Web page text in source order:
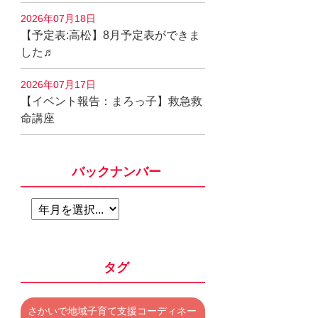
2026年07月18日
【予定表:高松】8月予定表ができま
した♬
2026年07月17日
【イベント報告：まろっ子】救急救
命講座
バックナンバー
タグ
さかいで地域子育て支援コーディネー